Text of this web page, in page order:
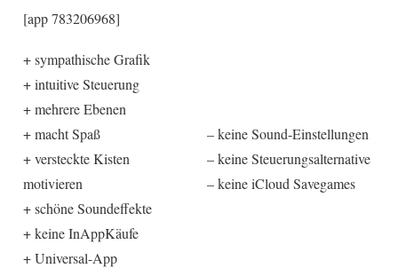
[app 783206968]
+ sympathische Grafik
+ intuitive Steuerung
+ mehrere Ebenen
+ macht Spaß
+ versteckte Kisten
motivieren
+ schöne Soundeffekte
+ keine InAppKäufe
+ Universal-App
– keine Sound-Einstellungen
– keine Steuerungsalternative
– keine iCloud Savegames